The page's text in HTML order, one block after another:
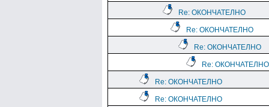
Re: ОКОНЧАТЕЛНО
Re: ОКОНЧАТЕЛНО
Re: ОКОНЧАТЕЛНО
Re: ОКОНЧАТЕЛНО
Re: ОКОНЧАТЕЛНО
Re: ОКОНЧАТЕЛНО